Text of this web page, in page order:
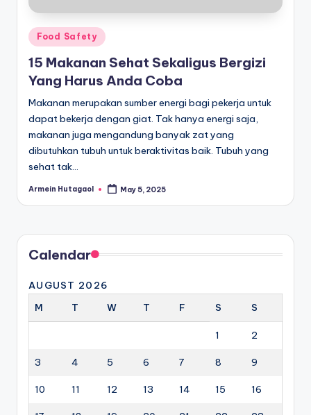
Posted
in
Food Safety
15 Makanan Sehat Sekaligus Bergizi
Yang Harus Anda Coba
Makanan merupakan sumber energi bagi pekerja untuk
dapat bekerja dengan giat. Tak hanya energi saja,
makanan juga mengandung banyak zat yang
dibutuhkan tubuh untuk beraktivitas baik. Tubuh yang
sehat tak…
Posted
Armein Hutagaol May 5, 2025
Calendar
AUGUST 2026
M
T W T F S S
1 2
3 4 5 6 7 8 9
10 11 12 13 14 15 16